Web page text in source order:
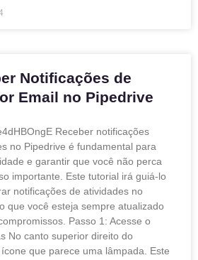
Notificações de
Email no Pipedrive
Receber notificações
no Pipedrive é fundamental para
e garantir que você não perca
importante. Este tutorial irá guiá-lo
notificações de atividades no
que você esteja sempre atualizado
Passo 1: Acesse o
No canto superior direito do
que parece uma lâmpada. Este